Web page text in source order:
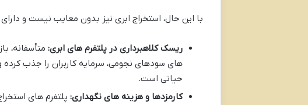
با این حال، استخراج ابری نیز بدون معایب نیست و
ریسک کلاهبرداری در پلتفرم های ابری: متأسفانه،
های سودهای نجومی، سرمایه کاربران را جذب کرده
حیاتی است.
کارمزدها و هزینه های نگهداری: پلتفرم های